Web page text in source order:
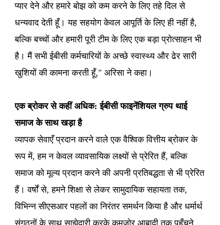
प्यार देने और हमारे बोझ को कम करने के लिए तहे दिल से
धन्यवाद देती हूँ। यह सहयोग केवल आपूर्ति के लिए ही नहीं है,
बल्कि बच्चों और हमारी पूरी टीम के लिए एक बड़ा प्रोत्साहन भी
है। मैं सभी ईबीसी कर्मचारियों के अच्छे स्वास्थ्य और ढेर सारी
खुशियों की कामना करती हूँ," अरिसा ने कहा।
एक ब्रोकर से कहीं अधिक: ईबीसी फाइनेंशियल ग्रुप थाई
समाज के साथ खड़ा है
व्यापक सेवाएँ प्रदान करने वाले एक वैश्विक वित्तीय ब्रोकर के
रूप में, हम न केवल व्यावसायिक लक्ष्यों से प्रेरित हैं, बल्कि
समाज को मूल्य प्रदान करने की अपनी प्रतिबद्धता से भी प्रेरित
हैं। वर्षों से, हमने शिक्षा से लेकर सामुदायिक सहायता तक,
विभिन्न सीएसआर पहलों का निरंतर समर्थन किया है और धर्मार्थ
संगठनों के साथ साझेदारी करके कमजोर आबादी तक पहुँचने